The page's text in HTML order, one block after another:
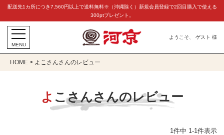
配送先1カ所につき7,560円以上で送料無料※（沖縄除く）新規会員登録で2回目購入で使える
300ptプレゼント。
MENU
ようこそ、 ゲスト 様
HOME よこさんさんのレビュー
よこさんさんのレビュー
1件中 1-1件表示